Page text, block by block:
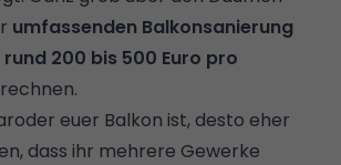
umfassenden Balkonsanierung
200 bis 500 Euro pro
rechnen.
euer Balkon ist, desto eher
dass ihr mehrere Gewerke